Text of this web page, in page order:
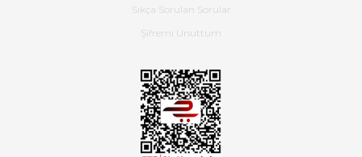
Ürün iki gün içinde elime
hassasiyetleri ve Ürünün kalitesi
Sıkça Sorulan Sorular
Şifremi Unuttum